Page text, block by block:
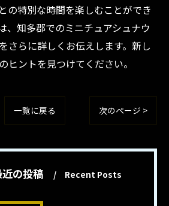
の特別な時間を楽しむことができ
、知多郡でのミニチュアシュナウ
さらに詳しくお伝えします。新し
ヒントを見つけてください。
一覧に戻る 次のページ >
の投稿 Recent Posts